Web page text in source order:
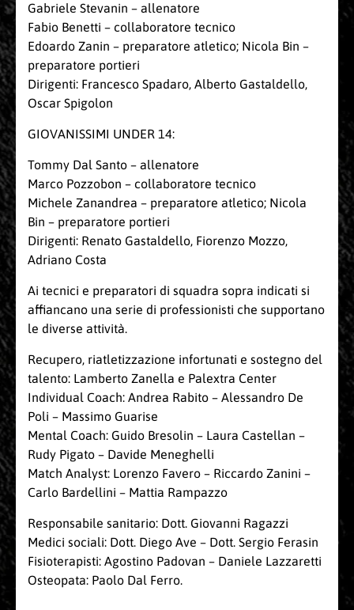
Gabriele Stevanin – allenatore
Fabio Benetti – collaboratore tecnico
Edoardo Zanin – preparatore atletico; Nicola Bin –
preparatore portieri
Dirigenti: Francesco Spadaro, Alberto Gastaldello,
Oscar Spigolon
GIOVANISSIMI UNDER 14:
Tommy Dal Santo – allenatore
Marco Pozzobon – collaboratore tecnico
Michele Zanandrea – preparatore atletico; Nicola
Bin – preparatore portieri
Dirigenti: Renato Gastaldello, Fiorenzo Mozzo,
Adriano Costa
Ai tecnici e preparatori di squadra sopra indicati si
affiancano una serie di professionisti che supportano
le diverse attività.
Recupero, riatletizzazione infortunati e sostegno del
talento: Lamberto Zanella e Palextra Center
Individual Coach: Andrea Rabito – Alessandro De
Poli – Massimo Guarise
Mental Coach: Guido Bresolin – Laura Castellan –
Rudy Pigato – Davide Meneghelli
Match Analyst: Lorenzo Favero – Riccardo Zanini –
Carlo Bardellini – Mattia Rampazzo
Responsabile sanitario: Dott. Giovanni Ragazzi
Medici sociali: Dott. Diego Ave – Dott. Sergio Ferasin
Fisioterapisti: Agostino Padovan – Daniele Lazzaretti
Osteopata: Paolo Dal Ferro.